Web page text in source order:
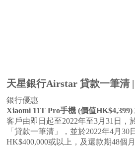
天星銀行Airstar 貸款一筆清
銀行優惠
Xiaomi 11T Pro手機 (價值
客戶由即日起至2022年至3月31日，
「貸款一筆清」，並於2022年4月
HK$400,000或以上，及還款期48個